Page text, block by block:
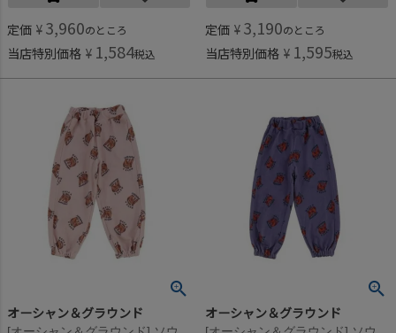
定価 ¥ 3,960のところ
当店特別価格 ¥ 1,584税込
定価 ¥ 3,190のところ
当店特別価格 ¥ 1,595税込
オーシャン＆グラウンド オーシャン＆グラウンド